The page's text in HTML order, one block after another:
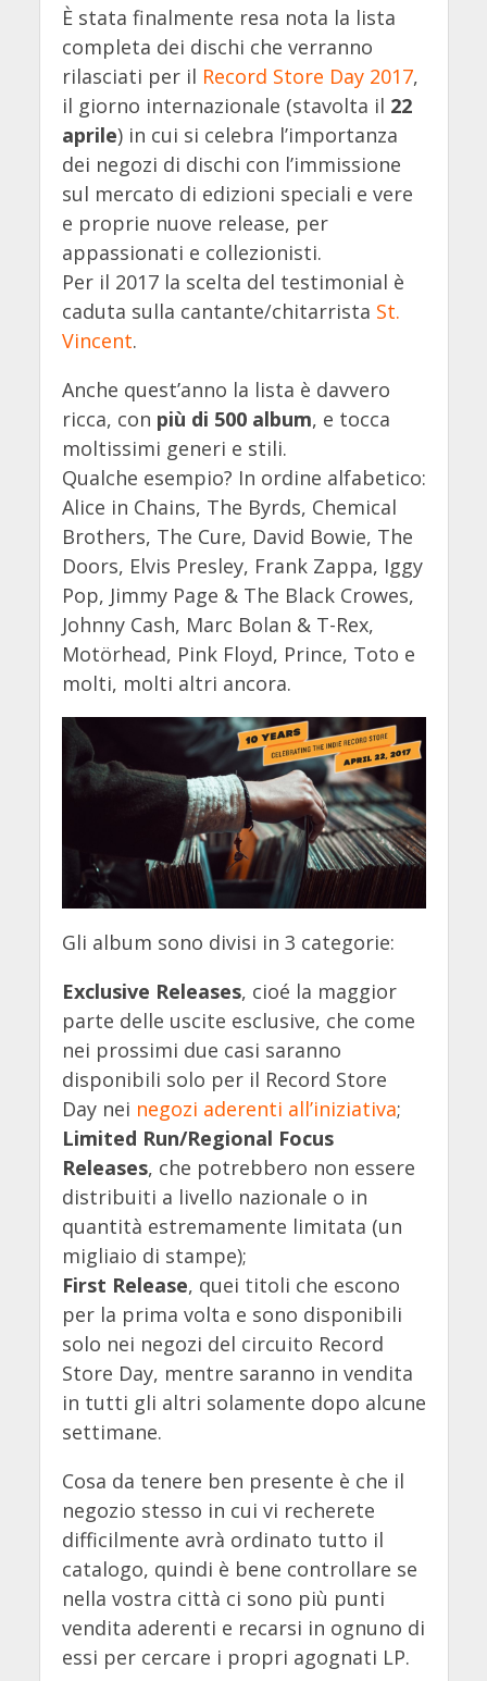
È stata finalmente resa nota la lista
completa dei dischi che verranno
rilasciati per il Record Store Day 2017,
il giorno internazionale (stavolta il 22
aprile) in cui si celebra l’importanza
dei negozi di dischi con l’immissione
sul mercato di edizioni speciali e vere
e proprie nuove release, per
appassionati e collezionisti.
Per il 2017 la scelta del testimonial è
caduta sulla cantante/chitarrista St.
Vincent.
Anche quest’anno la lista è davvero
ricca, con più di 500 album, e tocca
moltissimi generi e stili.
Qualche esempio? In ordine alfabetico:
Alice in Chains, The Byrds, Chemical
Brothers, The Cure, David Bowie, The
Doors, Elvis Presley, Frank Zappa, Iggy
Pop, Jimmy Page & The Black Crowes,
Johnny Cash, Marc Bolan & T-Rex,
Motörhead, Pink Floyd, Prince, Toto e
molti, molti altri ancora.
Gli album sono divisi in 3 categorie:
Exclusive Releases, cioé la maggior
parte delle uscite esclusive, che come
nei prossimi due casi saranno
disponibili solo per il Record Store
Day nei negozi aderenti all’iniziativa;
Limited Run/Regional Focus
Releases, che potrebbero non essere
distribuiti a livello nazionale o in
quantità estremamente limitata (un
migliaio di stampe);
First Release, quei titoli che escono
per la prima volta e sono disponibili
solo nei negozi del circuito Record
Store Day, mentre saranno in vendita
in tutti gli altri solamente dopo alcune
settimane.
Cosa da tenere ben presente è che il
negozio stesso in cui vi recherete
difficilmente avrà ordinato tutto il
catalogo, quindi è bene controllare se
nella vostra città ci sono più punti
vendita aderenti e recarsi in ognuno di
essi per cercare i propri agognati LP.